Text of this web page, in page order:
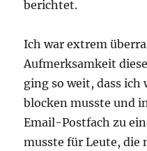
berichtet.
Ich war extrem
Aufmerksamkeit
ging so weit, dass
blocken musste und
Email-Postfach zu
musste für Leute, die